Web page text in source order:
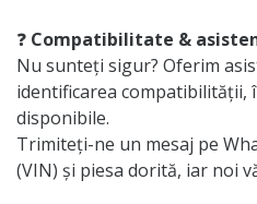
❓ Compatibilitate &
Nu sunteți sigur? Oferim
identificarea
disponibile.
Trimiteți-ne un mesaj pe
(VIN) și piesa dorită, iar noi